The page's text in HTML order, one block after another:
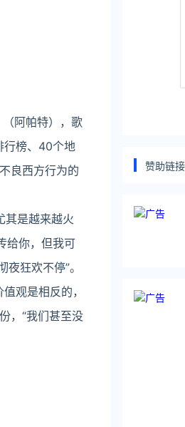
阿帕特），歌
行榜、40个地
良西方行为的
其是越来越火
给你，但我可
狂欢不停”。
观是相反的，
，“我们甚至没
赞助链接